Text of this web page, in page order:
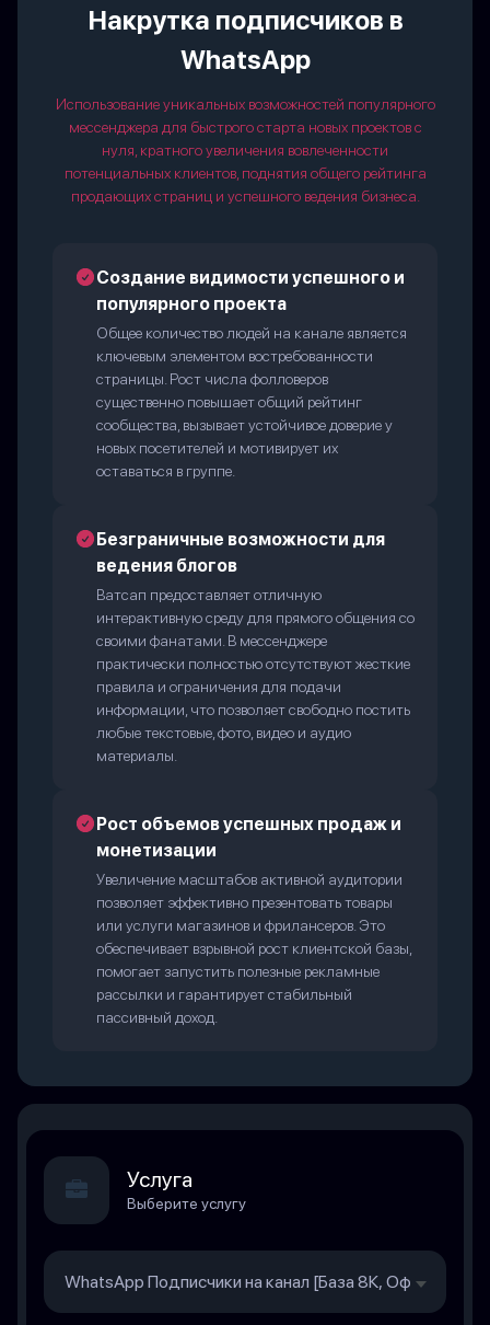
Накрутка подписчиков в
WhatsApp
Использование уникальных возможностей популярного
мессенджера для быстрого старта новых проектов с
нуля, кратного увеличения вовлеченности
потенциальных клиентов, поднятия общего рейтинга
продающих страниц и успешного ведения бизнеса.
Создание видимости успешного и
популярного проекта
Общее количество людей на канале является
ключевым элементом востребованности
страницы. Рост числа фолловеров
существенно повышает общий рейтинг
сообщества, вызывает устойчивое доверие у
новых посетителей и мотивирует их
оставаться в группе.
Безграничные возможности для
ведения блогов
Ватсап предоставляет отличную
интерактивную среду для прямого общения со
своими фанатами. В мессенджере
практически полностью отсутствуют жесткие
правила и ограничения для подачи
информации, что позволяет свободно постить
любые текстовые, фото, видео и аудио
материалы.
Рост объемов успешных продаж и
монетизации
Увеличение масштабов активной аудитории
позволяет эффективно презентовать товары
или услуги магазинов и фрилансеров. Это
обеспечивает взрывной рост клиентской базы,
помогает запустить полезные рекламные
рассылки и гарантирует стабильный
пассивный доход.
Услуга
Выберите услугу
WhatsApp Подписчики на канал [База 8К, Офферы,